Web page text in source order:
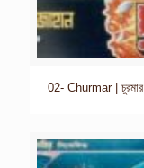
02- Churmar | চুরমার